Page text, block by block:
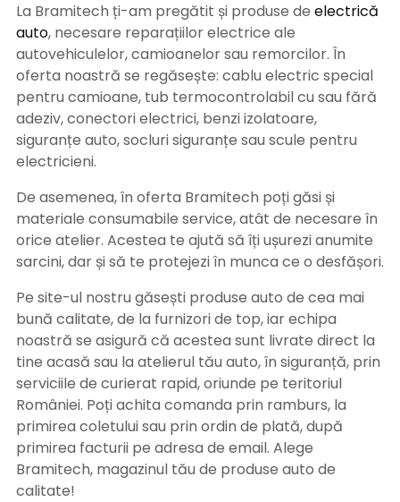
La Bramitech ți-am pregătit și produse de electrică
auto, necesare reparațiilor electrice ale
autovehiculelor, camioanelor sau remorcilor. În
oferta noastră se regăsește: cablu electric special
pentru camioane, tub termocontrolabil cu sau fără
adeziv, conectori electrici, benzi izolatoare,
siguranțe auto, socluri siguranțe sau scule pentru
electricieni.
De asemenea, în oferta Bramitech poți găsi și
materiale consumabile service, atât de necesare în
orice atelier. Acestea te ajută să îți ușurezi anumite
sarcini, dar și să te protejezi în munca ce o desfășori.
Pe site-ul nostru găsești produse auto de cea mai
bună calitate, de la furnizori de top, iar echipa
noastră se asigură că acestea sunt livrate direct la
tine acasă sau la atelierul tău auto, în siguranță, prin
serviciile de curierat rapid, oriunde pe teritoriul
României. Poți achita comanda prin ramburs, la
primirea coletului sau prin ordin de plată, după
primirea facturii pe adresa de email. Alege
Bramitech, magazinul tău de produse auto de
calitate!